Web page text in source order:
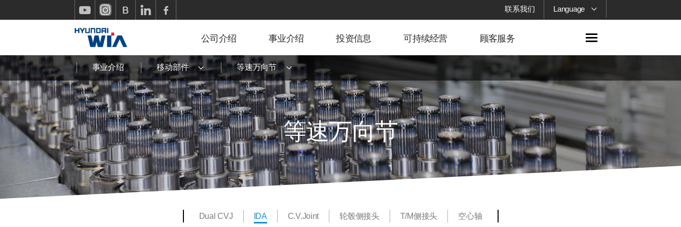
联系我们 Language
公司介绍 事业介绍 投资信息 可持续经营 顾客服务
等速万向节
事业介绍 移动部件 等速万向节
Dual CVJ IDA C.V.Joint 轮毂侧接头 T/M侧接头 空心轴